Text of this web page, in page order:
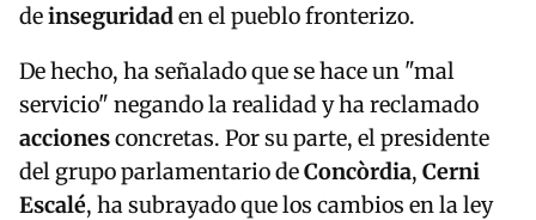
deinseguridaden el pueblo fronterizo.
De hecho, ha señalado que se hace un "mal
servicio" negando la realidad y ha reclamado
accionesconcretas. Por su parte, el presidente
del grupo parlamentario deConcòrdia, Cerni
Escalé, ha subrayado que los cambios en la ley